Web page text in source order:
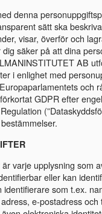
denna
sätt ska
visar, överför och
säker på att dina
AB
i enlighet med
och
GDPR efter
varje upplysning som
eller kan
identifierare som t.ex.
e-postadress och